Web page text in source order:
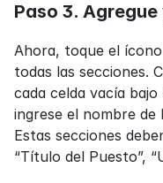
Paso 3.
Ahora, toque el
todas las secciones.
cada celda vacía bajo
ingrese el nombre
Estas secciones
“Título del Puesto”,